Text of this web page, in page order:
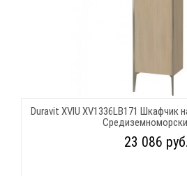
Duravit XVIU XV1336LB171 Шкафчик
23 086 руб.